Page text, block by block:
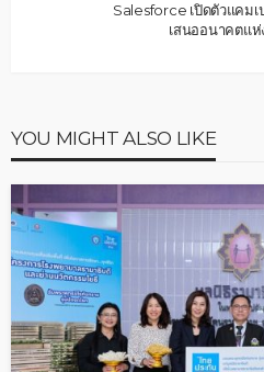
Salesforce เปิดตัวแคม
เสนออนาคตแ
YOU MIGHT ALSO LIKE